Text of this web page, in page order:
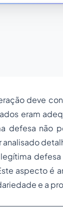
deve
eram
defesa não
analisado
aspecto é
e a